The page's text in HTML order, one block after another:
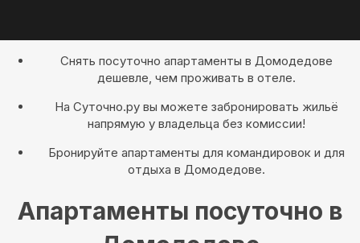
Снять посуточно апартаменты в Домодедове
дешевле, чем проживать в отеле.
На Суточно.ру вы можете забронировать жильё
напрямую у владельца без комиссии!
Бронируйте апартаменты для командировок и для
отдыха в Домодедове.
Апартаменты посуточно в